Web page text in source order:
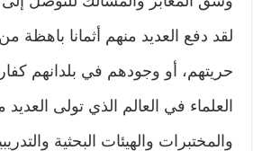
لقد دفع العديد منهم أثمانا باهظة
حريتهم، أو وجودهم في بلدانهم
العلماء في العالم الذي تولى
والمختبرات والهيئات البحثية